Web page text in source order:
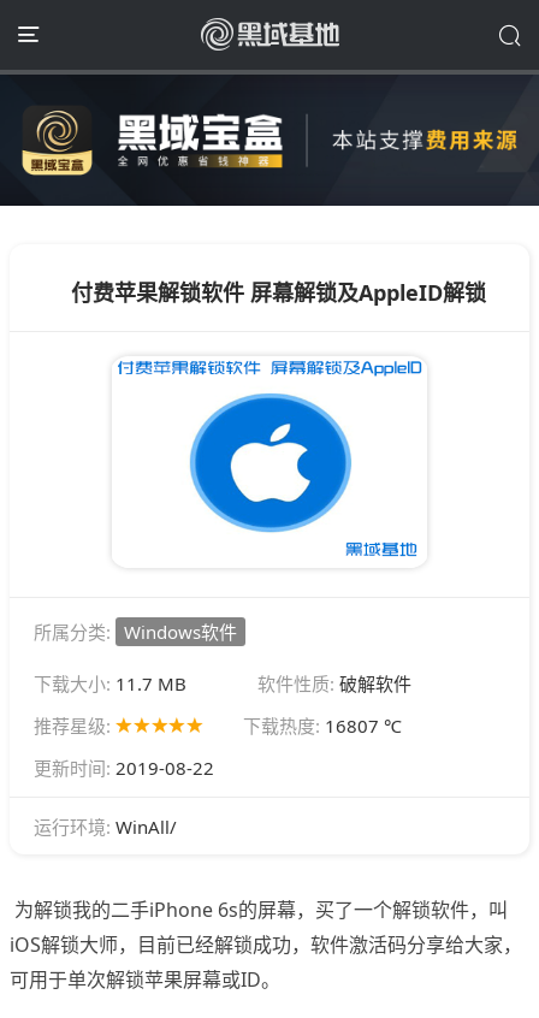
付费苹果解锁软件 屏幕解锁及AppleID解锁
所属分类: Windows软件
下载大小: 11.7 MB 软件性质: 破解软件
推荐星级:
下载热度: 16807 ℃
更新时间: 2019-08-22
运行环境: WinAll/
为解锁我的二手iPhone 6s的屏幕，买了一个解锁软件，叫
iOS解锁大师，目前已经解锁成功，软件激活码分享给大家，
可用于单次解锁苹果屏幕或ID。